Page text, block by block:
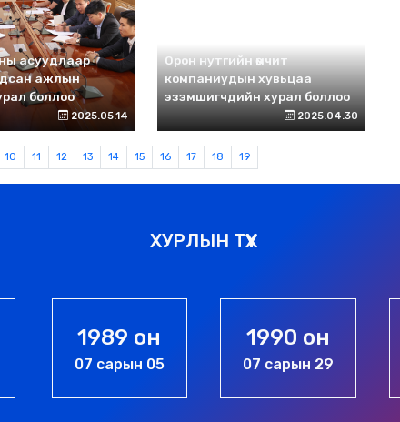
асуудлаар
ажлын
боллоо
2025.05.14
Орон нутгийн өмчит
компаниудын хувьцаа
эзэмшигчдийн хурал боллоо
2025.04.30
10 11 12 13 14 15 16 17 18 19
ХУРЛЫН ТҮҮХ
1990 он
07 сарын 29
1994 он
05 сарын 06